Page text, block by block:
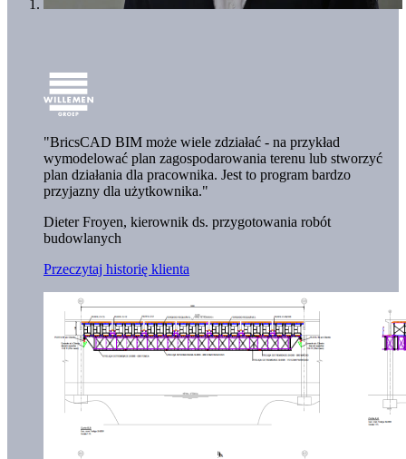
"BricsCAD BIM może wiele zdziałać - na przykład
wymodelować plan zagospodarowania terenu lub stworzyć
plan działania dla pracownika. Jest to program bardzo
przyjazny dla użytkownika."
Dieter Froyen, kierownik ds. przygotowania robót
budowlanych
Przeczytaj historię klienta